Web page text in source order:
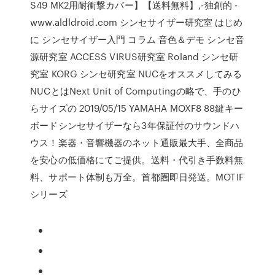
S49 MK2用耐衝撃カバー】【送料無料】,-独創的 -
www.aldldroid.com シンセサイザー研究室 はじめ
に シンセサイザー入門 コラム 音色＆デモ シンセ音
源研究室 ACCESS VIRUS研究室 Roland シンセ研
究室 KORG シンセ研究室 NUCをオススメしてみる
NUCとはNext Unit of Computingの略で、手のひ
らサイズの 2019/05/15 YAMAHA MOXF8 88鍵キー
ボードシンセサイザーなら3年保証付のサウンドハ
ウス！楽器・音響機器のネット通販最大手、全商品
を安心の低価格にてご提供。送料・代引き手数料無
料、サポート体制も万全。首都圏即日発送。MOTIF
シリーズ